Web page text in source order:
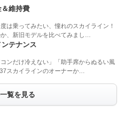
維持費
は乗ってみたい、憧れのスカイライン！
、新旧モデルを比べてみまし…
テナンス
コンだけ冷えない」「助手席からぬるい風
スカイラインのオーナーか…
覧を見る